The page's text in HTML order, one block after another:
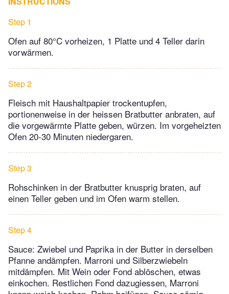
Step 1
Ofen auf 80°C vorheizen, 1 Platte und 4 Teller darin
vorwärmen.
Step 2
Fleisch mit Haushaltpapier trockentupfen,
portionenweise in der heissen Bratbutter anbraten, auf
die vorgewärmte Platte geben, würzen. Im vorgeheizten
Ofen 20-30 Minuten niedergaren.
Step 3
Rohschinken in der Bratbutter knusprig braten, auf
einen Teller geben und im Ofen warm stellen.
Step 4
Sauce: Zwiebel und Paprika in der Butter in derselben
Pfanne andämpfen. Marroni und Silberzwiebeln
mitdämpfen. Mit Wein oder Fond ablöschen, etwas
einkochen. Restlichen Fond dazugiessen, Marroni